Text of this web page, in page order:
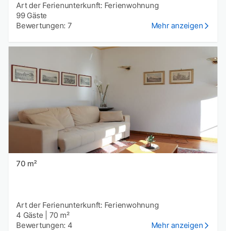
Art der Ferienunterkunft: Ferienwohnung
99 Gäste
Bewertungen: 7
Mehr anzeigen
70 m²
Art der Ferienunterkunft: Ferienwohnung
4 Gäste
70 m²
Bewertungen: 4
Mehr anzeigen